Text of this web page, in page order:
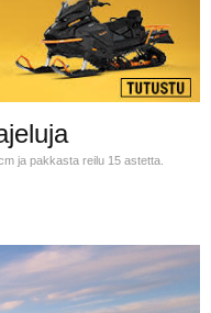
ja pakkasta reilu 15 astetta.